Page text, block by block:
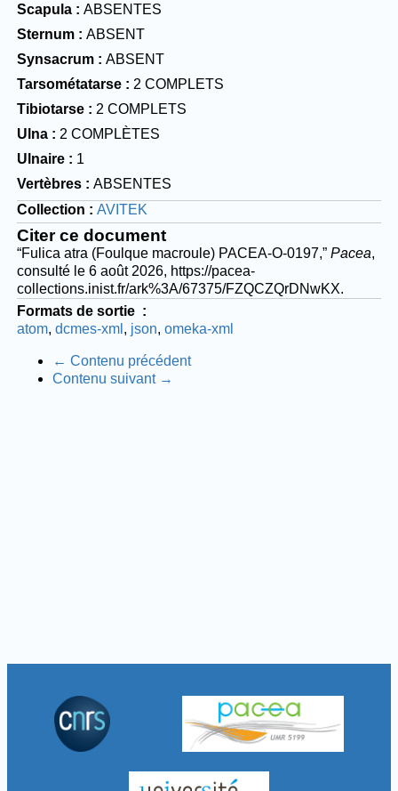
Scapula
ABSENTES
Sternum
ABSENT
Synsacrum
ABSENT
Tarsométatarse
2 COMPLETS
Tibiotarse
2 COMPLETS
Ulna
2 COMPLÈTES
Ulnaire
1
Vertèbres
ABSENTES
Collection
AVITEK
Citer ce document
“Fulica atra (Foulque macroule) PACEA-O-0197,” Pacea,
consulté le 6 août 2026, https://pacea-
collections.inist.fr/ark%3A/67375/FZQCZQrDNwKX.
Formats de sortie
atom dcmes-xml json omeka-xml
← Contenu précédent
Contenu suivant →